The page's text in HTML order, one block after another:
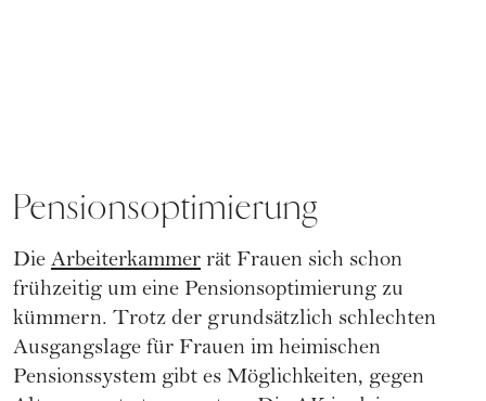
Pensionsoptimierung
Die Arbeiterkammer rät Frauen sich schon
frühzeitig um eine Pensionsoptimierung zu
kümmern. Trotz der grundsätzlich schlechten
Ausgangslage für Frauen im heimischen
Pensionssystem gibt es Möglichkeiten, gegen